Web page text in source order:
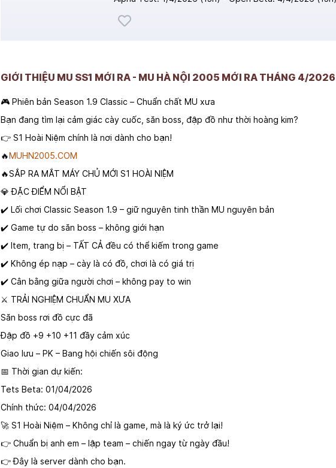
GIỚI THIỆU MU SS1 MỚI RA - MU HÀ NỘI 2005 MỚI RA THÁNG 4/
🎮 Phiên bản Season 1.9 Classic – Chuẩn chất MU xưa
Bạn đang tìm lại cảm giác cày cuốc, săn boss, đập đồ như thời hoàng kim?
👉 S1 Hoài Niệm chính là nơi dành cho bạn!
🔥MUHN2005.COM
🔥SẮP RA MẮT MÁY CHỦ MỚI S1 HOÀI NIỆM
💎 ĐẶC ĐIỂM NỔI BẬT
✔️ Lối chơi Classic Season 1.9 – giữ nguyên tinh thần MU nguyên bản
✔️ Game tự do săn boss – không giới hạn
✔️ Item, trang bị – TẤT CẢ đều có thể kiếm trong game
✔️ Không ép nạp – cày là có đồ, chơi là có giá trị
✔️ Cân bằng giữa người chơi – không pay to win
⚔️ TRẢI NGHIỆM CHUẨN MU XƯA
Săn boss rơi đồ cực đã
Đập đồ +9 +10 +11 đầy cảm xúc
Giao lưu – PK – Bang hội chiến sôi động
📅 Thời gian dự kiến:
Tets Beta: 01/04/2026
Chính thức: 04/04/2026
🚀 S1 Hoài Niệm – Không chỉ là game, mà là ký ức trở lại!
👉 Chuẩn bị anh em – lập team – chiến ngay từ ngày đầu!
👉 Đây là server dành cho bạn.